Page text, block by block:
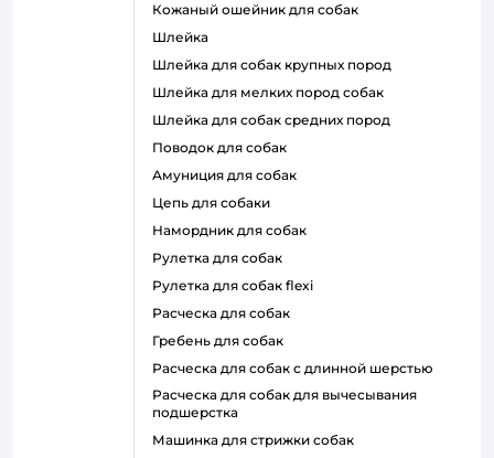
кожаный ошейник для собак
шлейка
шлейка для собак крупных пород
шлейка для мелких пород собак
шлейка для собак средних пород
поводок для собак
амуниция для собак
цепь для собаки
намордник для собак
рулетка для собак
рулетка для собак flexi
расческа для собак
гребень для собак
расческа для собак с длинной шерстью
расческа для собак для вычесывания
подшерстка
машинка для стрижки собак